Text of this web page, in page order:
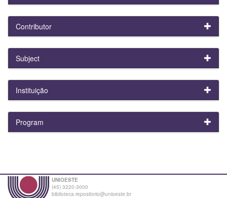
Contributor
Subject
Instituição
Program
UNIOESTE
(45) 3220-3000
biblioteca.repositorio@unioeste.br